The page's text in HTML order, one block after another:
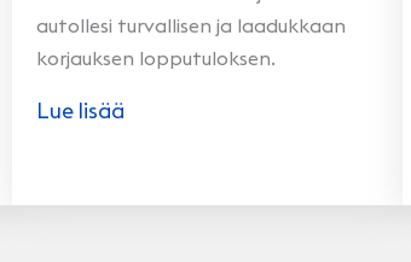
autollesi turvallisen ja laadukkaan
korjauksen lopputuloksen.
Lue lisää